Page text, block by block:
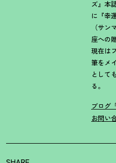
ズ』本
に『幸
（サ
座への
現在は
筆をメ
として
る。
ブログ
お問い